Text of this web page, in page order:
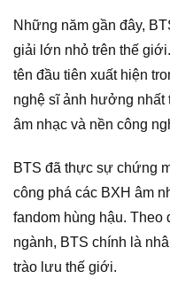
Những năm gần đây,
giải lớn nhỏ trên thế
tên đầu tiên xuất hiện
nghệ sĩ ảnh hưởng nhất
âm nhạc và nền công
BTS đã thực sự chứng
công phá các BXH âm
fandom hùng hậu. Theo
ngành, BTS chính là
trào lưu thế giới.